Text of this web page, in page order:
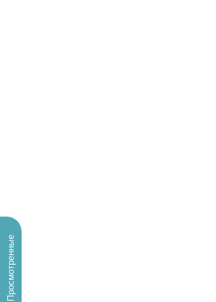
Просмотренные